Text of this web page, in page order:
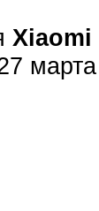
Xiaomi